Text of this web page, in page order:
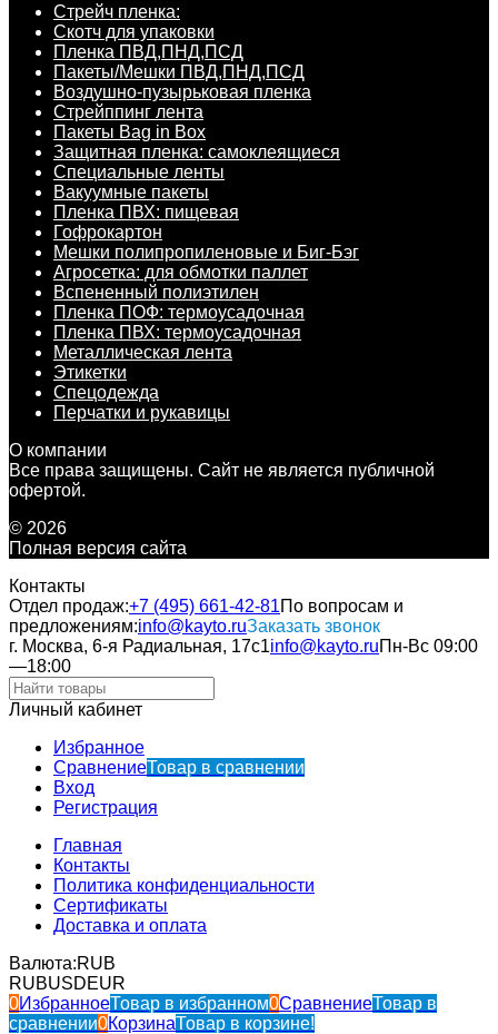
Стрейч пленка:
Скотч для упаковки
Пленка ПВД,ПНД,ПСД
Пакеты/Мешки ПВД,ПНД,ПСД
Воздушно-пузырьковая пленка
Стрейппинг лента
Пакеты Bag in Box
Защитная пленка: самоклеящиеся
Специальные ленты
Вакуумные пакеты
Пленка ПВХ: пищевая
Гофрокартон
Мешки полипропиленовые и Биг-Бэг
Агросетка: для обмотки паллет
Вспененный полиэтилен
Пленка ПОФ: термоусадочная
Пленка ПВХ: термоусадочная
Металлическая лента
Этикетки
Спецодежда
Перчатки и рукавицы
О компании
Все права защищены. Сайт не является публичной
офертой.
© 2026
Полная версия сайта
Контакты
Отдел продаж:+7 (495) 661-42-81По вопросам и
предложениям:info@kayto.ruЗаказать звонок
г. Москва, 6-я Радиальная, 17с1info@kayto.ruПн-Вс 09:00
—18:00
Личный кабинет
Избранное
СравнениеТовар в сравнении
Вход
Регистрация
Главная
Контакты
Политика конфиденциальности
Сертификаты
Доставка и оплата
Валюта:RUB
RUBUSDEUR
0ИзбранноеТовар в избранном0СравнениеТовар в
сравнении0КорзинаТовар в корзине!